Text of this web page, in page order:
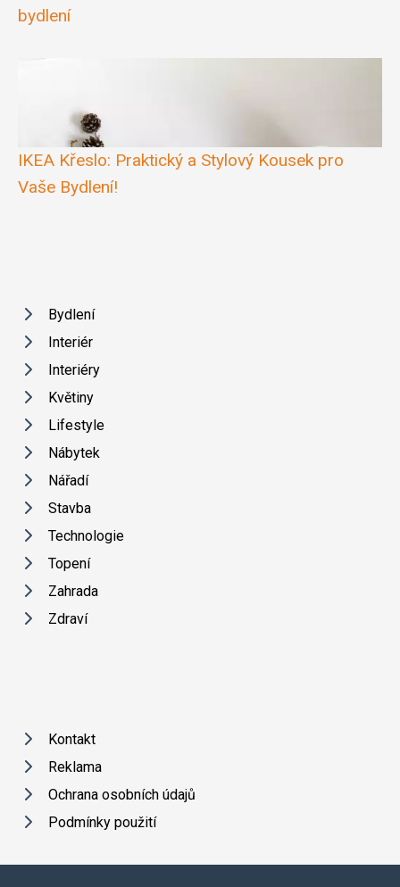
bydlení
IKEA Křeslo: Praktický a Stylový Kousek pro
Vaše Bydlení!
Bydlení
Interiér
Interiéry
Květiny
Lifestyle
Nábytek
Nářadí
Stavba
Technologie
Topení
Zahrada
Zdraví
Kontakt
Reklama
Ochrana osobních údajů
Podmínky použití